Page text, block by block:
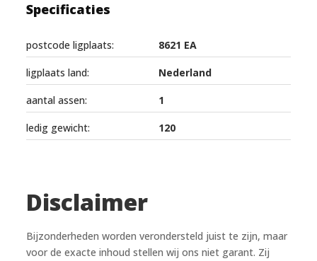
Specificaties
postcode ligplaats: 8621 EA
ligplaats land: Nederland
aantal assen: 1
ledig gewicht: 120
Disclaimer
Bijzonderheden worden verondersteld juist te zijn, maar
voor de exacte inhoud stellen wij ons niet garant. Zij